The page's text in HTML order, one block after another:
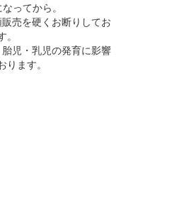
ってから。
売を硬くお断りしてお
。
児・乳児の発育に影響
ります。